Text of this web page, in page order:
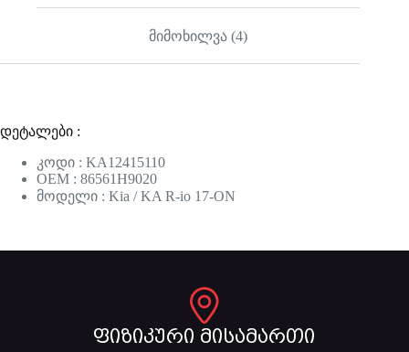
მიმოხილვა (4)
დეტალები :
კოდი : KA12415110
OEM : 86561H9020
მოდელი : Kia / KA R-io 17-ON
ფიზიკური მისამართი